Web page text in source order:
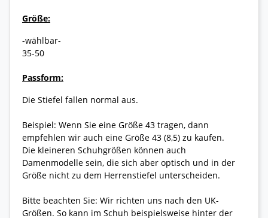
Größe:
-wählbar-
35-50
Passform:
Die Stiefel fallen normal aus.
Beispiel: Wenn Sie eine Größe 43 tragen, dann
empfehlen wir auch eine Größe 43 (8,5) zu kaufen.
Die kleineren Schuhgrößen können auch
Damenmodelle sein, die sich aber optisch und in der
Größe nicht zu dem Herrenstiefel unterscheiden.
Bitte beachten Sie: Wir richten uns nach den UK-
Größen. So kann im Schuh beispielsweise hinter der